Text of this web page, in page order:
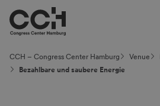
CCH – Congress Center Hamburg Venue
Bezahlbare und saubere Energie